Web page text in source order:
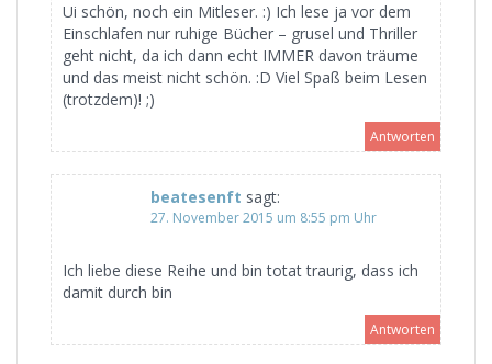
Ui schön, noch ein Mitleser. :) Ich lese ja vor dem
Einschlafen nur ruhige Bücher – grusel und Thriller
geht nicht, da ich dann echt IMMER davon träume
und das meist nicht schön. :D Viel Spaß beim Lesen
(trotzdem)! ;)
Antworten
beatesenft sagt:
27. November 2015 um 8:55 pm Uhr
Ich liebe diese Reihe und bin totat traurig, dass ich
damit durch bin
Antworten